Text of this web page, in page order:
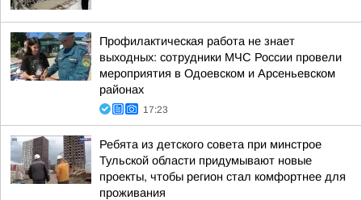
Профилактическая работа не знает
выходных: сотрудники МЧС России провели
мероприятия в Одоевском и Арсеньевском
районах
17:23
Ребята из детского совета при минстрое
Тульской области придумывают новые
проекты, чтобы регион стал комфортнее для
проживания